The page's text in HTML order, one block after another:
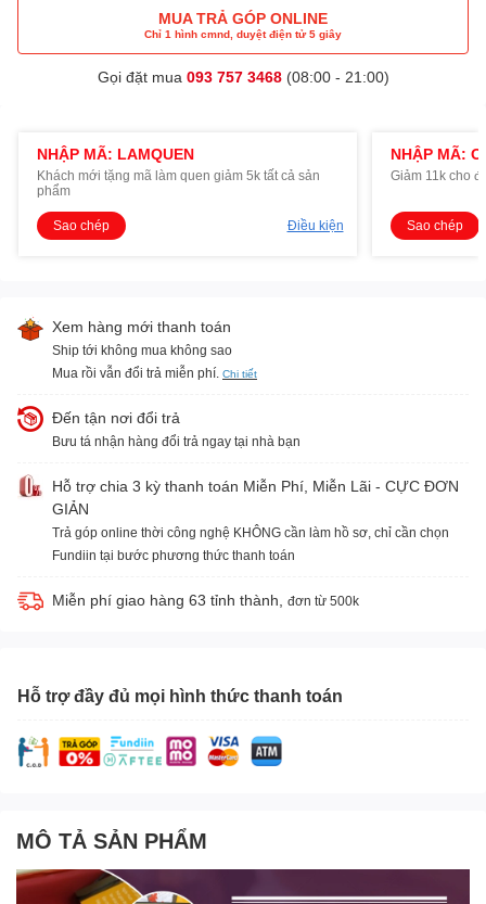
MUA TRẢ GÓP ONLINE
Chỉ 1 hình cmnd, duyệt điện tử 5 giây
Gọi đặt mua 093 757 3468(08:00 - 21:00)
NHẬP MÃ: LAMQUEN
Khách mới tặng mã làm quen giảm 5k tất cả sản
phẩm
Sao chép Điều kiện
NHẬP MÃ:
Giảm 11k cho
Sao chép
Xem hàng mới thanh toán
Ship tới không mua không sao
Mua rồi vẫn đổi trả miễn phí. Chi tiết
Đến tận nơi đổi trả
Bưu tá nhận hàng đổi trả ngay tại nhà bạn
Hỗ trợ chia 3 kỳ thanh toán Miễn Phí, Miễn Lãi - CỰC ĐƠN
GIẢN
Trả góp online thời công nghệ KHÔNG cần làm hồ sơ, chỉ cần chọn
Fundiin tại bước phương thức thanh toán
Miễn phí giao hàng 63 tỉnh thành, đơn từ 500k
Hỗ trợ đầy đủ mọi hình thức thanh toán
MÔ TẢ SẢN PHẨM